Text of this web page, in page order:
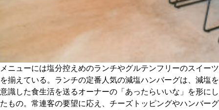
メニューには塩分控えめのランチやグルテンフリーのスイーツ
を揃えている。ランチの定番人気の減塩ハンバーグは、減塩を
意識した食生活を送るオーナーの「あったらいいな」を形にし
たもの。常連客の要望に応え、チーズトッピングやハンバーグ